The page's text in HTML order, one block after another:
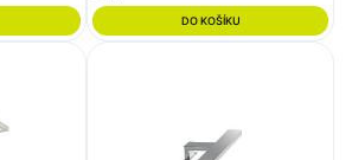
DO KOŠÍKU